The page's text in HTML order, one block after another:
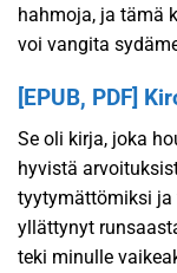
hahmoja, ja tämä
voi vangita
[EPUB, PDF]
Se oli kirja, joka
hyvistä
tyytymättömiksi
yllättynyt
teki minulle